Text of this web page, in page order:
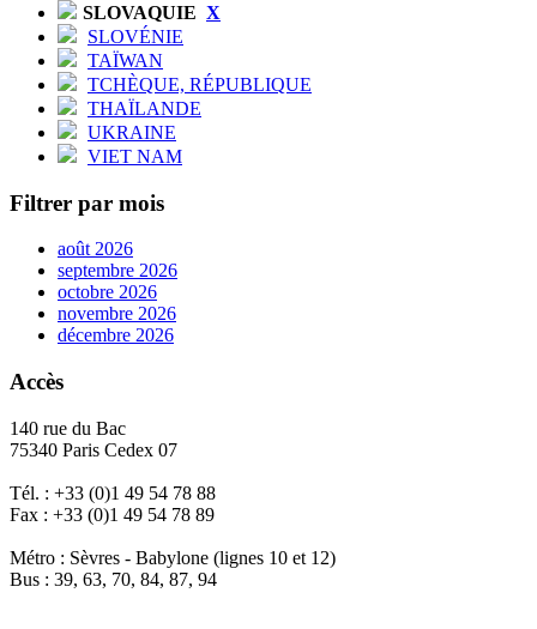
SLOVAQUIE X
SLOVÉNIE
TAÏWAN
TCHÈQUE, RÉPUBLIQUE
THAÏLANDE
UKRAINE
VIET NAM
Filtrer par mois
août 2026
septembre 2026
octobre 2026
novembre 2026
décembre 2026
Accès
140 rue du Bac
75340 Paris Cedex 07
Tél. : +33 (0)1 49 54 78 88
Fax : +33 (0)1 49 54 78 89
Métro : Sèvres - Babylone (lignes 10 et 12)
Bus : 39, 63, 70, 84, 87, 94